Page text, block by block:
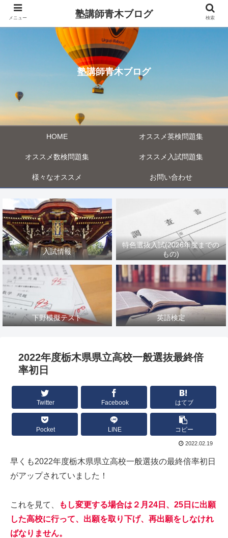
塾講師青木ブログ
HOME オススメ英検問題集
オススメ数検問題集 オススメ入試問題集
様々なオススメ お問い合わせ
入試情報
特色選抜入試(2026年度までの
もの)
下野模擬テスト 英語検定
2022年度栃木県県立高校一般選抜最終倍
率初日
Twitter Facebook はてブ
Pocket LINE コピー
2022.02.19
早くも2022年度栃木県県立高校一般選抜の最終倍率初日
がアップされていました！
これを見て、
もし変更する場合は２月24日、25日に出願
した高校に行って、出願を取り下げ、再出願をしなけれ
ばなりません。
メニュー 塾講師青木ブログ 検索